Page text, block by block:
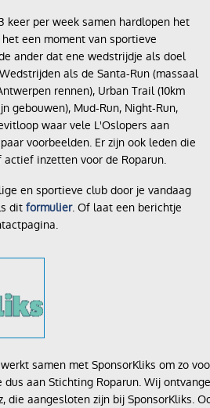
keer per week samen hardlopen het
een moment van sportieve
ander dat ene wedstrijdje als doel
als de Santa-Run (massaal
rennen), Urban Trail (10km
gebouwen), Mud-Run, Night-Run,
waar vele L'Oslopers aan
voorbeelden. Er zijn ook leden die
inzetten voor de Roparun.
en sportieve club door je vandaag
dit formulier. Of laat een berichtje
samen met SponsorKliks om zo
dus aan Stichting Roparun. Wij
die aangesloten zijn bij